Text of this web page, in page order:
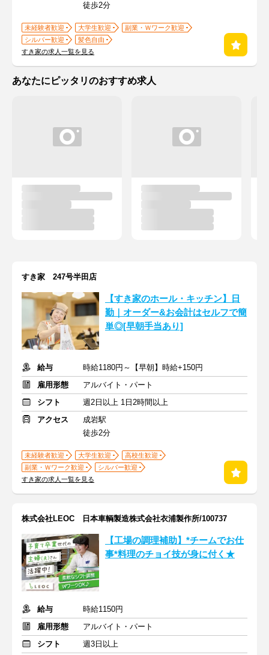
徒歩2分
未経験者歓迎 大学生歓迎
副業・Ｗワーク歓迎
シルバー歓迎
髪色自由
すき家の求人一覧を見る
あなたにピッタリのおすすめ求人
すき家 247号半田店
【すき家のホール・キッチン】日
勤｜オーダー&お会計はセルフで簡
単◎[早朝手当あり]
給与
時給1180円～【早朝】時給+150円
雇用形態
アルバイト・パート
シフト
週2日以上 1日2時間以上
アクセス
成岩駅
徒歩2分
未経験者歓迎 大学生歓迎
高校生歓迎
副業・Ｗワーク歓迎
シルバー歓迎
すき家の求人一覧を見る
株式会社LEOC 日本車輌製造株式会社衣浦製作所/100737
【工場の調理補助】*チームでお仕
事*料理のチョイ技が身に付く★
給与
時給1150円
雇用形態
アルバイト・パート
シフト
週3日以上